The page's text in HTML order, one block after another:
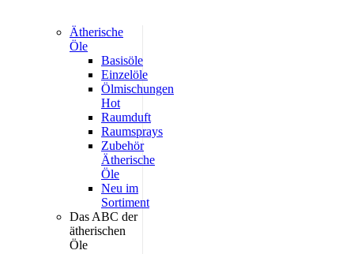
Ätherische
Öle
Basisöle
Einzelöle
Ölmischungen
Hot
Raumduft
Raumsprays
Zubehör
Ätherische
Öle
Neu im
Sortiment
Das ABC der
ätherischen
Öle